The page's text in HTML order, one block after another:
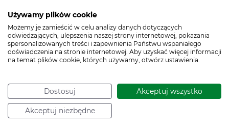
Używamy plików cookie
Możemy je zamieścić w celu analizy danych dotyczących
odwiedzających, ulepszenia naszej strony internetowej, pokazania
spersonalizowanych treści i zapewnienia Państwu wspaniałego
doświadczenia na stronie internetowej. Aby uzyskać więcej informacji
na temat plików cookie, których używamy, otwórz ustawienia.
Dostosuj Akceptuj wszystko
Akceptuj niezbędne
Opinie klientów
Pytania i odpowiedzi (0)
Wyczyść Szukaj